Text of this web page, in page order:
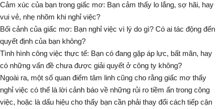
Cảm xúc của bạn trong giấc mơ: Bạn cảm thấy lo lắng, sợ hãi, hay
vui vẻ, nhẹ nhõm khi nghỉ việc?
Bối cảnh của giấc mơ: Bạn nghỉ việc vì lý do gì? Có ai tác động đến
quyết định của bạn không?
Tình hình công việc thực tế: Bạn có đang gặp áp lực, bất mãn, hay
có những vấn đề chưa được giải quyết ở công ty không?
Ngoài ra, một số quan điểm tâm linh cũng cho rằng giấc mơ thấy
nghỉ việc có thể là lời cảnh báo về những rủi ro tiềm ẩn trong công
việc, hoặc là dấu hiệu cho thấy bạn cần phải thay đổi cách tiếp cận